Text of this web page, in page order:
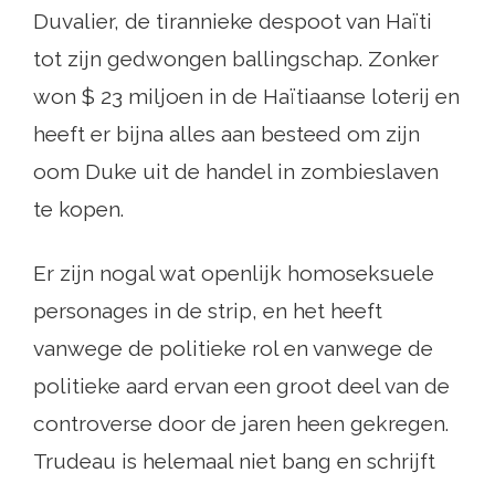
Duvalier, de tirannieke despoot van Haïti
tot zijn gedwongen ballingschap. Zonker
won $ 23 miljoen in de Haïtiaanse loterij en
heeft er bijna alles aan besteed om zijn
oom Duke uit de handel in zombieslaven
te kopen.
Er zijn nogal wat openlijk homoseksuele
personages in de strip, en het heeft
vanwege de politieke rol en vanwege de
politieke aard ervan een groot deel van de
controverse door de jaren heen gekregen.
Trudeau is helemaal niet bang en schrijft